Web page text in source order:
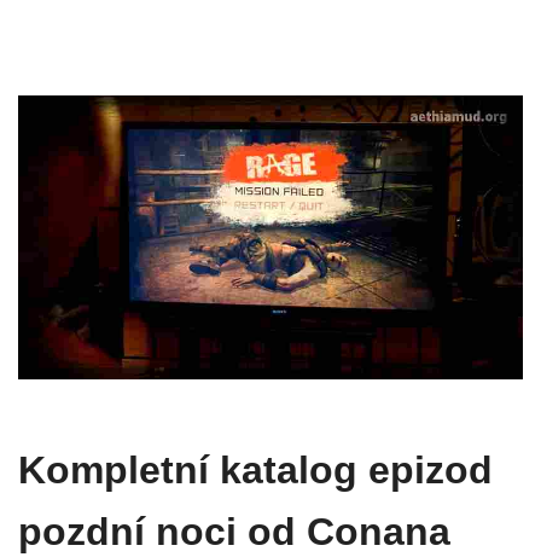
Kompletní katalog epizod
pozdní noci od Conana